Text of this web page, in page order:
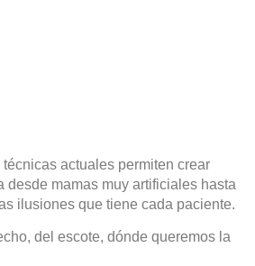
actuales permiten crear
desde mamas muy artificiales hasta
ilusiones que tiene cada paciente.
del escote, dónde queremos la